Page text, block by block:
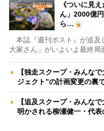
《ついに見
ん」2000億
ら…
本誌『週刊ポスト』が追及
大家さん」がいよいよ最終
【独走スクープ・みんな
ジェクト”の計画変更の裏
【追及スクープ・みんな
明かされる柳瀬健一・代